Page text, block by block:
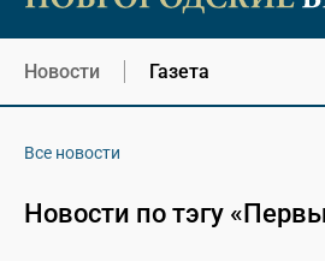
Новости Газета
Все новости
Новости по тэгу